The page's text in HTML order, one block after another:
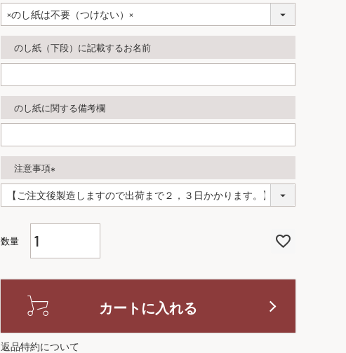
(
必
須
)
のし紙（下段）に記載するお名前
のし紙に関する備考欄
注意事項
(
必
カートに入れる
返品特約について